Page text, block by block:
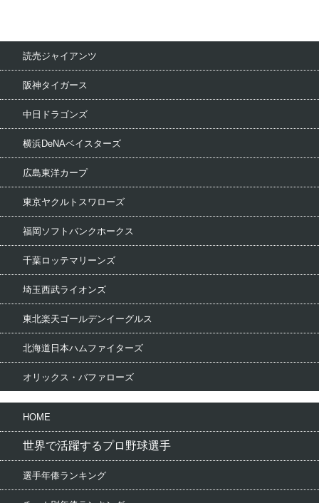
読売ジャイアンツ
阪神タイガース
中日ドラゴンズ
横浜DeNAベイスターズ
広島東洋カープ
東京ヤクルトスワローズ
福岡ソフトバンクホークス
千葉ロッテマリーンズ
埼玉西武ライオンズ
東北楽天ゴールデンイーグルス
北海道日本ハムファイターズ
オリックス・バファローズ
HOME
世界で活躍するプロ野球選手
選手年俸ランキング